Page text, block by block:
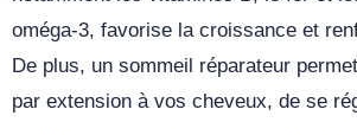
oméga-3, favorise la croissance et
De plus, un sommeil réparateur
par extension à vos cheveux, de se